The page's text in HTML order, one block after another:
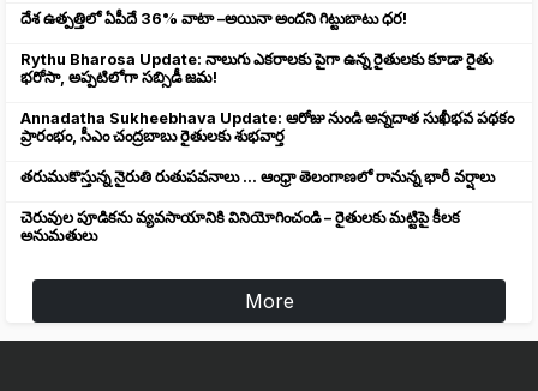
దేశ ఉత్పత్తిలో ఏపీదే 36% వాటా –అయినా అందని గిట్టుబాటు ధర!
Rythu Bharosa Update: నాలుగు ఎకరాలకు పైగా ఉన్న రైతులకు కూడా రైతు
భరోసా, అప్పటిలోగా సబ్సిడీ జమ!
Annadatha Sukheebhava Update: ఆరోజు నుండి అన్నదాత సుఖీభవ పథకం
ప్రారంభం, సీఎం చంద్రబాబు రైతులకు శుభవార్త
తరుముకొస్తున్న నైరుతి రుతుపవనాలు ... ఆంధ్రా తెలంగాణలో రానున్న భారీ వర్షాలు
చెరువుల పూడికను వ్యవసాయానికి వినియోగించండి – రైతులకు మట్టిపై కీలక
అనుమతులు
More